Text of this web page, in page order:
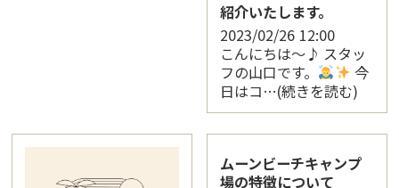
紹介いたします。
2023/02/26 12:00
こんにちは〜♪ スタッ
フの山口です。
今
日はコ…(続きを読む)
ムーンビーチキャンプ
場の特徴について